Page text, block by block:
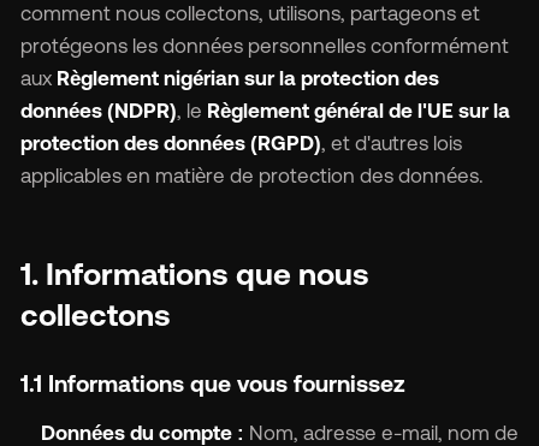
comment nous collectons, utilisons, partageons et
protégeons les données personnelles conformément
aux Règlement nigérian sur la protection des
données (NDPR), le Règlement général de l'UE sur la
protection des données (RGPD), et d'autres lois
applicables en matière de protection des données.
1. Informations que nous
collectons
1.1 Informations que vous fournissez
Données du compte : Nom, adresse e-mail, nom de